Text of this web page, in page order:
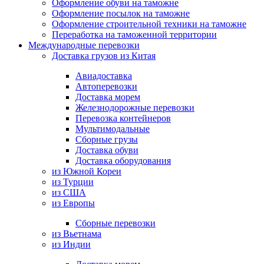
Оформление обуви на таможне
Оформление посылок на таможне
Оформление строительной техники на таможне
Переработка на таможенной территории
Международные перевозки
Доставка грузов из Китая
Авиадоставка
Автоперевозки
Доставка морем
Железнодорожные перевозки
Перевозка контейнеров
Мультимодальные
Сборные грузы
Доставка обуви
Доставка оборудования
из Южной Кореи
из Турции
из США
из Европы
Сборные перевозки
из Вьетнама
из Индии